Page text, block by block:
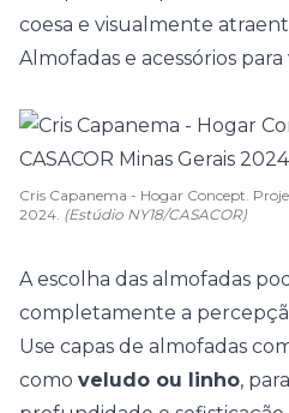
coesa e visualmente
Almofadas e acessórios
Cris Capanema - Hogar Concept.
2024. (Estúdio NY18/CASACOR)
A escolha das almofadas
completamente a
Use capas de almofadas
como veludo ou linho,